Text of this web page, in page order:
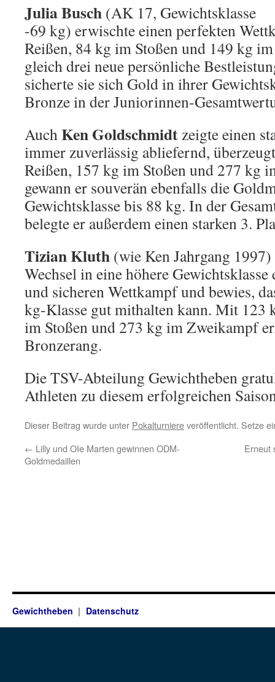
Julia Busch (AK 17, Gewichtsklasse
-69 kg) erwischte einen perfekten
Reißen, 84 kg im Stoßen und 149 kg
gleich drei neue persönliche
sicherte sie sich Gold in ihrer
Bronze in der Juniorinnen-
AuchKen Goldschmidtzeigte einen
immer zuverlässig abliefernd,
Reißen, 157 kg im Stoßen und 277 kg
gewann er souverän ebenfalls die
Gewichtsklasse bis 88 kg. In der
belegte er außerdem einen starken 3.
Tizian Kluth (wie Ken Jahrgang
Wechsel in eine höhere
und sicheren Wettkampf und bewies,
kg-Klasse gut mithalten kann. Mit 123
im Stoßen und 273 kg im Zweikampf
Bronzerang.
Die TSV-Abteilung Gewichtheben
Athleten zu diesem erfolgreichen
Dieser Beitrag wurde unter Pokalturniereveröffentlicht. Setze
← Lilly und OIe Marten gewinnen ODM-
Goldmedaillen
Erneut
Gewichtheben Datenschutz